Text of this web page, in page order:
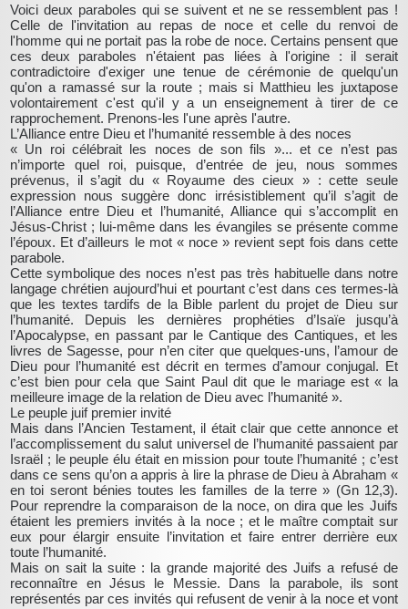
Voici deux paraboles qui se suivent et ne se ressemblent pas !
Celle de l'invitation au repas de noce et celle du renvoi de
l'homme qui ne portait pas la robe de noce. Certains pensent que
ces deux paraboles n'étaient pas liées à l'origine : il serait
contradictoire d'exiger une tenue de cérémonie de quelqu'un
qu'on a ramassé sur la route ; mais si Matthieu les juxtapose
volontairement c'est qu'il y a un enseignement à tirer de ce
rapprochement. Prenons-les l'une après l'autre.
L’Alliance entre Dieu et l’humanité ressemble à des noces
« Un roi célébrait les noces de son fils »... et ce n’est pas
n’importe quel roi, puisque, d’entrée de jeu, nous sommes
prévenus, il s’agit du « Royaume des cieux » : cette seule
expression nous suggère donc irrésistiblement qu’il s’agit de
l’Alliance entre Dieu et l’humanité, Alliance qui s’accomplit en
Jésus-Christ ; lui-même dans les évangiles se présente comme
l’époux. Et d’ailleurs le mot « noce » revient sept fois dans cette
parabole.
Cette symbolique des noces n’est pas très habituelle dans notre
langage chrétien aujourd’hui et pourtant c’est dans ces termes-là
que les textes tardifs de la Bible parlent du projet de Dieu sur
l’humanité. Depuis les dernières prophéties d’Isaïe jusqu’à
l’Apocalypse, en passant par le Cantique des Cantiques, et les
livres de Sagesse, pour n’en citer que quelques-uns, l’amour de
Dieu pour l’humanité est décrit en termes d’amour conjugal. Et
c’est bien pour cela que Saint Paul dit que le mariage est « la
meilleure image de la relation de Dieu avec l’humanité ».
Le peuple juif premier invité
Mais dans l’Ancien Testament, il était clair que cette annonce et
l’accomplissement du salut universel de l’humanité passaient par
Israël ; le peuple élu était en mission pour toute l’humanité ; c’est
dans ce sens qu’on a appris à lire la phrase de Dieu à Abraham «
en toi seront bénies toutes les familles de la terre » (Gn 12,3).
Pour reprendre la comparaison de la noce, on dira que les Juifs
étaient les premiers invités à la noce ; et le maître comptait sur
eux pour élargir ensuite l’invitation et faire entrer derrière eux
toute l’humanité.
Mais on sait la suite : la grande majorité des Juifs a refusé de
reconnaître en Jésus le Messie. Dans la parabole, ils sont
représentés par ces invités qui refusent de venir à la noce et vont